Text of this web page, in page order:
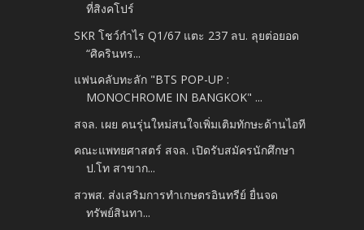
ที่สิงคโปร์
SKR โชว์กำไร Q1/67 แตะ 237 ลบ. ลุยต่อยอด
“ศิครินทร...
แฟนคลับทะลัก "BTS POP-UP :
MONOCHROME IN BANGKOK" ...
สจล. เผย คนรุ่นใหม่สนใจเพิ่มเติมทักษะด้านไอที
คณะแพทยศาสตร์ สจล. เปิดรับสมัครนักศึกษา
ป.โท สาขาก...
สวพส. ส่งเสริมการทำเกษตรอินทรีย์ ยื่นจด
ทรัพย์สินทา...